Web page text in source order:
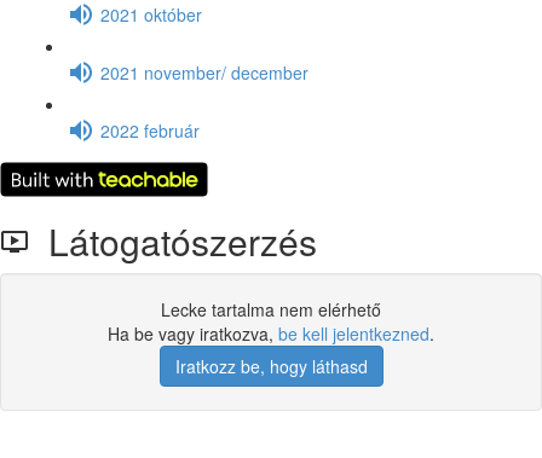
2021 október
2021 november/ december
2022 február
Látogatószerzés
Lecke tartalma nem elérhető
Ha be vagy iratkozva, be kell jelentkezned.
Iratkozz be, hogy láthasd